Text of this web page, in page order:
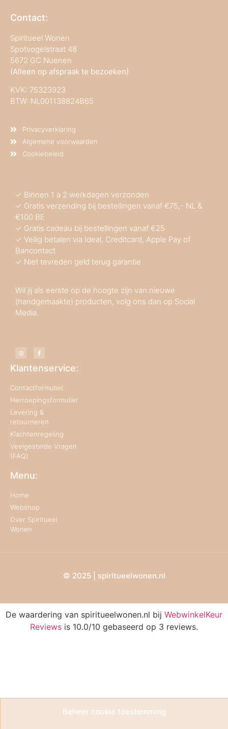
Beheer cookie toestemming
Contact:
Spiritueel Wonen
Spotvogelstraat 48
5672 GC Nuenen
(Alleen op afspraak te bezoeken)
KVK: 75323923
BTW: NL001138824B65
Privacyverklaring
Algemene voorwaarden
Cookiebeleid
✓ Binnen 1 a 2 werkdagen verzonden
✓ Gratis verzending bij bestellingen vanaf €75,- NL &
€100 BE
✓ Gratis cadeau bij bestellingen vanaf €25
✓ Veilig betalen via Ideal, Creditcard, Apple Pay of
Bancontact
✓ Niet tevreden geld terug garantie
Wil jij als eerste op de hoogte zijn van nieuwe
(handgemaakte) producten, volg ons dan op Social
Media.
Klantenservice:
Contactformulier
Herroepingsformulier
Levering &
retourneren
Klachtenregeling
Veelgestelde Vragen
(FAQ)
Menu:
Home
Webshop
Over Spiritueel
Wonen
© 2025 | spiritueelwonen.nl
De waardering van spiritueelwonen.nl bij WebwinkelKeur
Reviews is 10.0/10 gebaseerd op 3 reviews.